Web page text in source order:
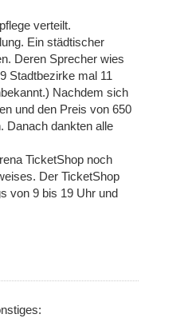
verteilt.
Ein städtischer
Deren Sprecher wies
Stadtbezirke mal 11
Nachdem sich
und den Preis von 650
Danach dankten alle
TicketShop noch
Der TicketShop
von 9 bis 19 Uhr und